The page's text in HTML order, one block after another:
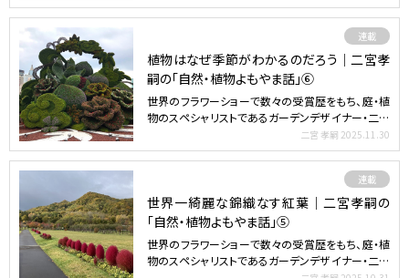
連載
植物はなぜ季節がわかるのだろう｜二宮孝
嗣の「自然・植物よもやま話」⑥
世界のフラワーショーで数々の受賞歴をもち、庭・植
物のスペシャリストであるガーデンデザイナー・二宮
二宮 孝嗣 2025.11.30
連載
世界一綺麗な錦織なす紅葉｜二宮孝嗣の
「自然・植物よもやま話」⑤
世界のフラワーショーで数々の受賞歴をもち、庭・植
物のスペシャリストであるガーデンデザイナー・二宮